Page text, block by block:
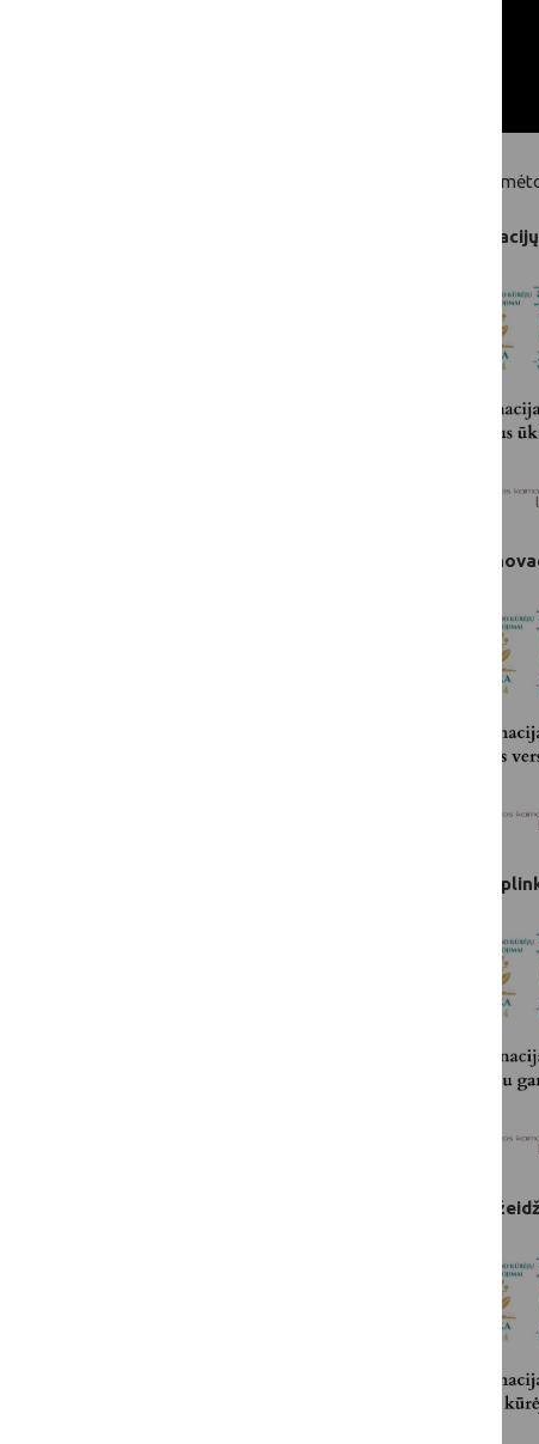
Kviečiame susipažinti su visais kategorijų
apdovanojimas už
– apdovanojimas už
„Drauge su gamta“ – apdovanojimas už
„Gerovės kūrėjai“ – apdovanojimas už